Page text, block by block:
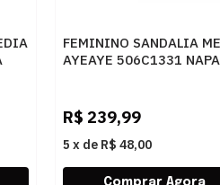
FEMININO SANDALIA
AYEAYE 506C1331 NAPA
R$ 239,99
5 x de R$ 48,00